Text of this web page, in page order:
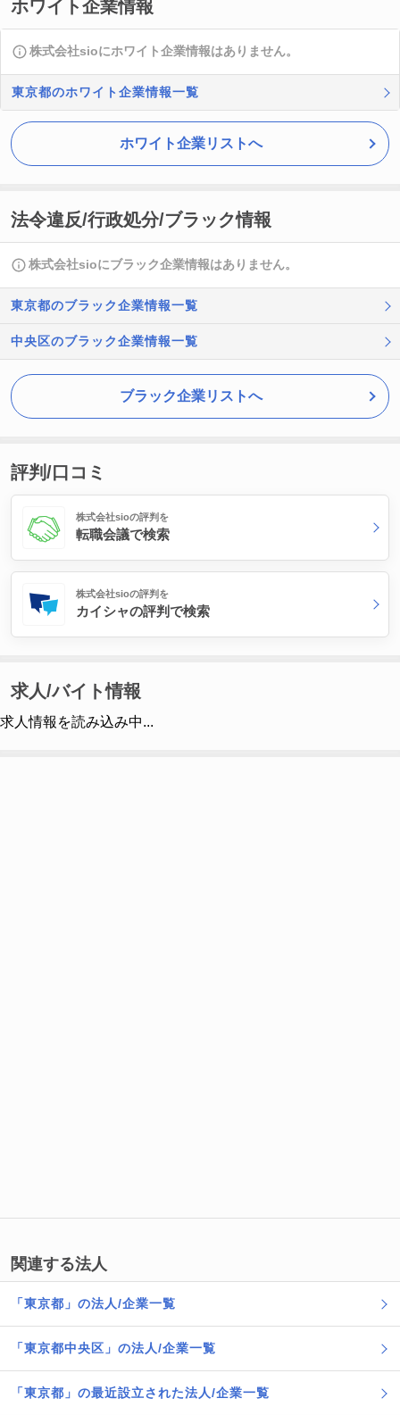
ホワイト企業情報
株式会社sioにホワイト企業情報はありません。
東京都のホワイト企業情報一覧
ホワイト企業リストへ
法令違反/行政処分/ブラック情報
株式会社sioにブラック企業情報はありません。
東京都のブラック企業情報一覧
中央区のブラック企業情報一覧
ブラック企業リストへ
評判/口コミ
株式会社sioの評判を
転職会議で検索
株式会社sioの評判を
カイシャの評判で検索
求人/バイト情報
求人情報を読み込み中...
関連する法人
「東京都」の法人/企業一覧
「東京都中央区」の法人/企業一覧
「東京都」の最近設立された法人/企業一覧